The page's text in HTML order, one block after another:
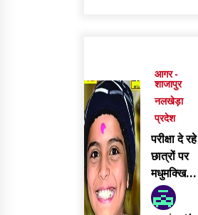
आगर -
शाजापुर
नलखेड़ा
प्रदेश
परीक्षा दे रहे
छात्रों पर
मधुमक्खियों
का खूनी
हमला, मासूम